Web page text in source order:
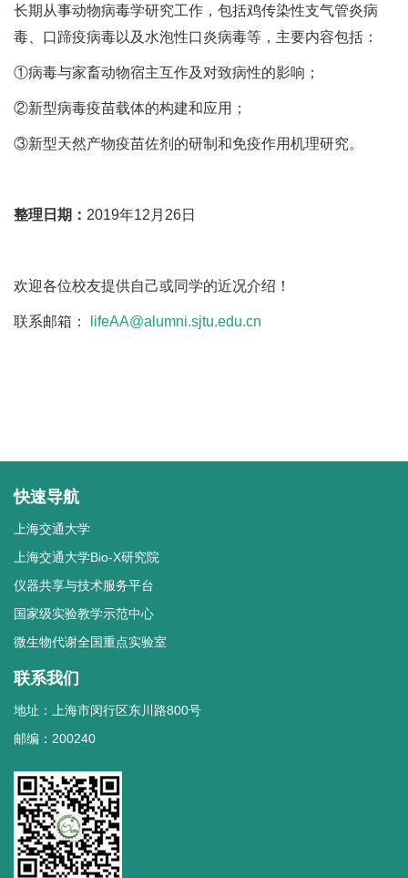
长期从事动物病毒学研究工作，包括鸡传染性支气管炎病
毒、口蹄疫病毒以及水泡性口炎病毒等，主要内容包括：
①病毒与家畜动物宿主互作及对致病性的影响；
②新型病毒疫苗载体的构建和应用；
③新型天然产物疫苗佐剂的研制和免疫作用机理研究。
整理日期： 2019年12月26日
欢迎各位校友提供自己或同学的近况介绍！
联系邮箱： lifeAA@alumni.sjtu.edu.cn
快速导航
上海交通大学
上海交通大学Bio-X研究院
仪器共享与技术服务平台
国家级实验教学示范中心
微生物代谢全国重点实验室
联系我们
地址：上海市闵行区东川路800号
邮编：200240